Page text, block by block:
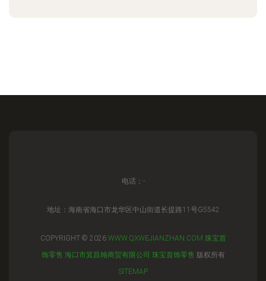
电话：-
地址：海南省海口市龙华区中山街道长提路11号G5542
COPYRIGHT © 2026 WWW.QXWEJIANZHAN.COM 珠宝首
饰零售 海口市箕昌翰商贸有限公司 珠宝首饰零售 版权所有
SITEMAP